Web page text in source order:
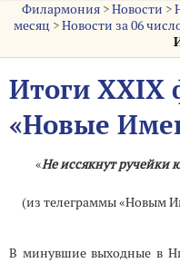
Филармония>Новости >
месяц >Новости за 06
Итоги XXIX
«Новые
«Не иссякнут ручейки
(из телеграммы «Новым
В минувшие выходные в